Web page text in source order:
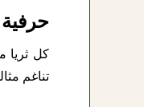
حرفية
كل ثريا
تناغم